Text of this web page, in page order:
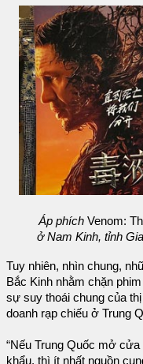
Áp phích Venom:
ở Nam Kinh, tỉnh
Tuy nhiên, nhìn chung,
Bắc Kinh nhằm chặn
sự suy thoái chung của
doanh rạp chiếu ở Trung
“Nếu Trung Quốc mở
khẩu, thì ít nhất nguồn